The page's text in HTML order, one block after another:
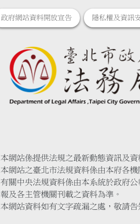
政府網站資料開放宣告 隱私權及資訊
本網站係提供法規之最新動態資訊及
本網站之臺北市法規資料係由本府各
有關中央法規資料係由本系統於政府
報及各主管機關刊載之資料為準。
本網站資料如有文字疏漏之處，敬請